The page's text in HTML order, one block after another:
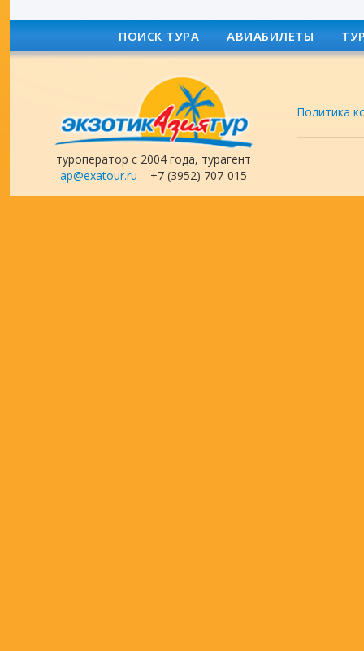
ПОИСК ТУРА АВИАБИЛЕТЫ
туроператор с 2004 года, турагент
ap@exatour.ru +7 (3952) 707-015
Политика